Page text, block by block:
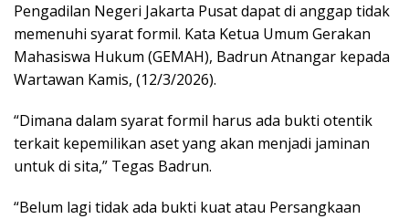
Pengadilan Negeri Jakarta Pusat dapat di anggap tidak
memenuhi syarat formil. Kata Ketua Umum Gerakan
Mahasiswa Hukum (GEMAH), Badrun Atnangar kepada
Wartawan Kamis, (12/3/2026).
“Dimana dalam syarat formil harus ada bukti otentik
terkait kepemilikan aset yang akan menjadi jaminan
untuk di sita,” Tegas Badrun.
“Belum lagi tidak ada bukti kuat atau Persangkaan